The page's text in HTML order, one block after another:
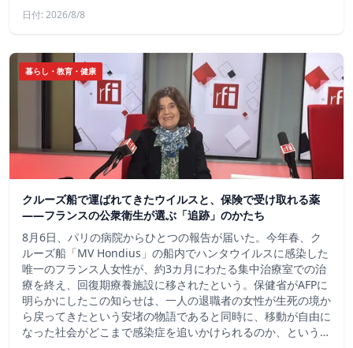
日付: 2026/8/8
暮らし・教育・健康
クルーズ船で運ばれてきたウイルスと、保険で受け取れる薬
――フランスの公衆衛生が選ぶ「追跡」のかたち
8月6日、パリの病院からひとつの報告が届いた。今年春、ク
ルーズ船「MV Hondius」の船内でハンタウイルスに感染した
唯一のフランス人女性が、約3カ月にわたる集中治療室での治
療を終え、回復期療養施設に移されたという。保健省がAFPに
明らかにしたこの知らせは、一人の退職者の女性が生死の境か
ら戻ってきたという安堵の物語であると同時に、移動が自由に
なった社会がどこまで感染症を追いかけられるのか、という…